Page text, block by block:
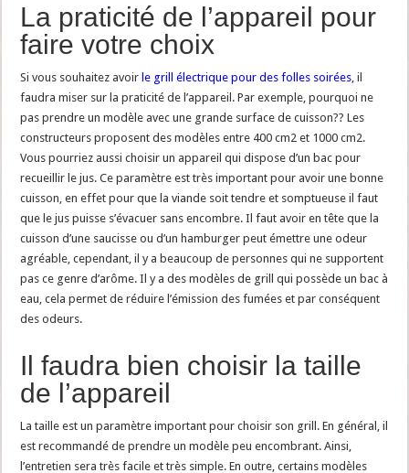
La praticité de l’appareil pour
faire votre choix
Si vous souhaitez avoirle grill électrique pour des folles soirées , il
faudra miser sur la praticité de l’appareil. Par exemple, pourquoi ne
pas prendre un modèle avec une grande surface de cuisson?? Les
constructeurs proposent des modèles entre 400 cm2 et 1000 cm2.
Vous pourriez aussi choisir un appareil qui dispose d’un bac pour
recueillir le jus. Ce paramètre est très important pour avoir une bonne
cuisson, en effet pour que la viande soit tendre et somptueuse il faut
que le jus puisse s’évacuer sans encombre. Il faut avoir en tête que la
cuisson d’une saucisse ou d’un hamburger peut émettre une odeur
agréable, cependant, il y a beaucoup de personnes qui ne supportent
pas ce genre d’arôme. Il y a des modèles de grill qui possède un bac à
eau, cela permet de réduire l’émission des fumées et par conséquent
des odeurs.
Il faudra bien choisir la taille
de l’appareil
La taille est un paramètre important pour choisir son grill. En général, il
est recommandé de prendre un modèle peu encombrant. Ainsi,
l’entretien sera très facile et très simple. En outre, certains modèles